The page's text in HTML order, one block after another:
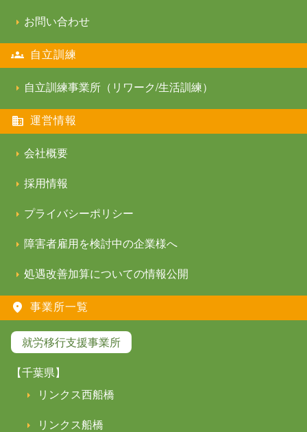
お問い合わせ
自立訓練
自立訓練事業所（リワーク/生活訓練）
運営情報
会社概要
採用情報
プライバシーポリシー
障害者雇用を検討中の企業様へ
処遇改善加算についての情報公開
事業所一覧
就労移行支援事業所
【千葉県】
リンクス西船橋
リンクス船橋